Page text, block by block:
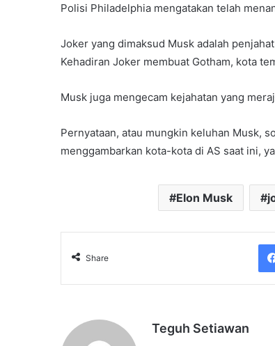
Polisi Philadelphia mengatakan telah
Joker yang dimaksud Musk adalah
Kehadiran Joker membuat Gotham, kota
Musk juga mengecam kejahatan yang
Pernyataan, atau mungkin keluhan Musk,
menggambarkan kota-kota di AS saat ini,
Elon Musk
Share
Teguh Setiawan